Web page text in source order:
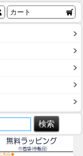
カート